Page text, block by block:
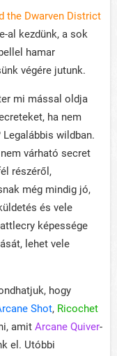
the Dwarven District
al kezdünk, a sok
hamar
végére jutunk.
mi mással oldja
ha nem
Legalábbis wildban.
várható secret
részéről,
még mindig jó,
és vele
képessége
lehet vele
hogy
Shot, Ricochet
amit Arcane Quiver-
el. Utóbbi